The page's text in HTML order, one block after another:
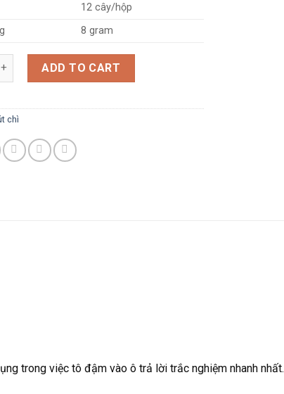
12 cây/hộp
8 gram
2B FO-GP02 quantity
ADD TO CART
chì
trong việc tô đậm vào ô trả lời trắc nghiệm nhanh nhất.